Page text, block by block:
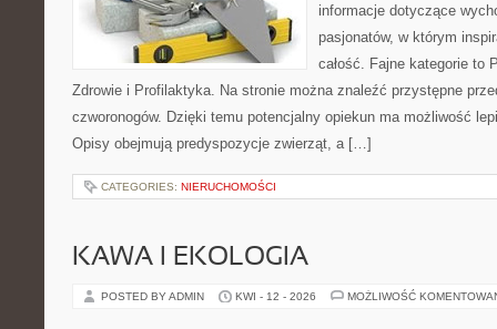
informacje dotyczące
pasjonatów, w którym
całość. Fajne kategorie to
Zdrowie i Profilaktyka. Na stronie można znaleźć przystępne
czworonogów. Dzięki temu potencjalny opiekun ma możliwość
Opisy obejmują predyspozycje zwierząt, a […]
CATEGORIES: NIERUCHOMOŚCI
KAWA I EKOLOGIA
POSTED BY ADMIN KWI - 12 - 2026 MOŻLIWOŚĆ